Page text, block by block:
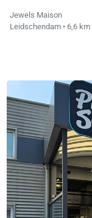
Jewels Maison
Leidschendam • 6,6 km